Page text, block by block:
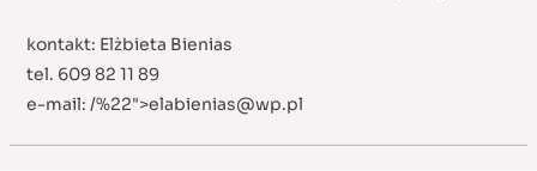
kontakt: Elżbieta Bienias
tel. 609 82 11 89
e-mail: /%22">elabienias@wp.pl